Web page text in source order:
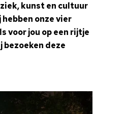
kunst en cultuur
hebben onze vier
voor jou op een rijtje
bezoeken deze